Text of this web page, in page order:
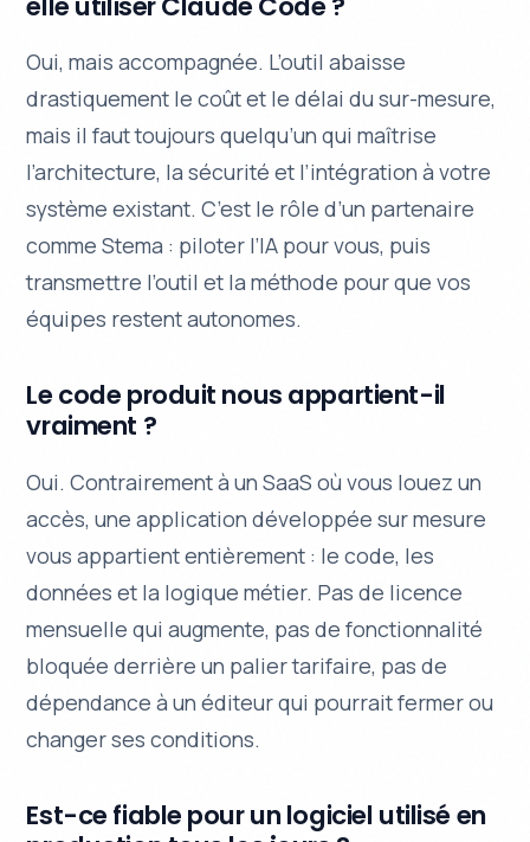
Oui, mais accompagnée. L’outil abaisse
drastiquement le coût et le délai du sur-mesure,
mais il faut toujours quelqu’un qui maîtrise
l’architecture, la sécurité et l’intégration à votre
système existant. C’est le rôle d’un partenaire
comme Stema : piloter l’IA pour vous, puis
transmettre l’outil et la méthode pour que vos
équipes restent autonomes.
Le code produit nous appartient-il
vraiment ?
Oui. Contrairement à un SaaS où vous louez un
accès, une application développée sur mesure
vous appartient entièrement : le code, les
données et la logique métier. Pas de licence
mensuelle qui augmente, pas de fonctionnalité
bloquée derrière un palier tarifaire, pas de
dépendance à un éditeur qui pourrait fermer ou
changer ses conditions.
Est-ce fiable pour un logiciel utilisé en